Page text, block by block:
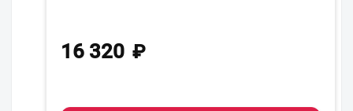
16 320 ₽